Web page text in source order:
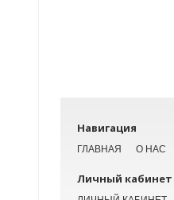
Навигация
ГЛАВНАЯ О НАС
Личный кабинет